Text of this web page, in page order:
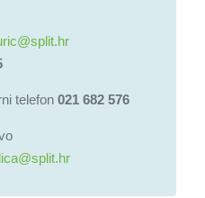
telefon 021 682 576